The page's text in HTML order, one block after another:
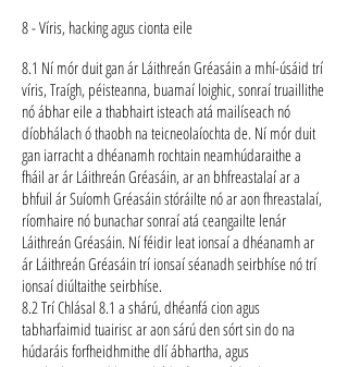
8 - Víris, hacking agus cionta eile
8.1 Ní mór duit gan ár Láithreán Gréasáin a mhí-úsáid trí
víris, Traígh, péisteanna, buamaí loighic, sonraí truaillithe
nó ábhar eile a thabhairt isteach atá mailíseach nó
díobhálach ó thaobh na teicneolaíochta de. Ní mór duit
gan iarracht a dhéanamh rochtain neamhúdaraithe a
fháil ar ár Láithreán Gréasáin, ar an bhfreastalaí ar a
bhfuil ár Suíomh Gréasáin stóráilte nó ar aon fhreastalaí,
ríomhaire nó bunachar sonraí atá ceangailte lenár
Láithreán Gréasáin. Ní féidir leat ionsaí a dhéanamh ar
ár Láithreán Gréasáin trí ionsaí séanadh seirbhíse nó trí
ionsaí diúltaithe seirbhíse.
8.2 Trí Chlásal 8.1 a shárú, dhéanfá cion agus
tabharfaimid tuairisc ar aon sárú den sórt sin do na
húdaráis forfheidhmithe dlí ábhartha, agus